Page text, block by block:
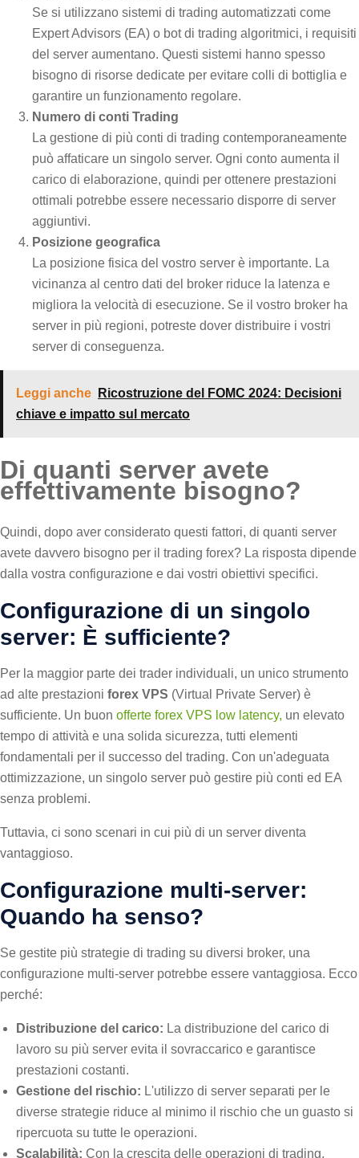
Se si utilizzano sistemi di trading automatizzati come
Expert Advisors (EA) o bot di trading algoritmici, i requisiti
del server aumentano. Questi sistemi hanno spesso
bisogno di risorse dedicate per evitare colli di bottiglia e
garantire un funzionamento regolare.
Numero di conti Trading
La gestione di più conti di trading contemporaneamente
può affaticare un singolo server. Ogni conto aumenta il
carico di elaborazione, quindi per ottenere prestazioni
ottimali potrebbe essere necessario disporre di server
aggiuntivi.
Posizione geografica
La posizione fisica del vostro server è importante. La
vicinanza al centro dati del broker riduce la latenza e
migliora la velocità di esecuzione. Se il vostro broker ha
server in più regioni, potreste dover distribuire i vostri
server di conseguenza.
Leggi anche
Ricostruzione del FOMC 2024: Decisioni
chiave e impatto sul mercato
Di quanti server avete
effettivamente bisogno?
Quindi, dopo aver considerato questi fattori, di quanti server
avete davvero bisogno per il trading forex? La risposta dipende
dalla vostra configurazione e dai vostri obiettivi specifici.
Configurazione di un singolo
server: È sufficiente?
Per la maggior parte dei trader individuali, un unico strumento
ad alte prestazioni forex VPS (Virtual Private Server) è
sufficiente. Un buon offerte forex VPS low latency, un elevato
tempo di attività e una solida sicurezza, tutti elementi
fondamentali per il successo del trading. Con un'adeguata
ottimizzazione, un singolo server può gestire più conti ed EA
senza problemi.
Tuttavia, ci sono scenari in cui più di un server diventa
vantaggioso.
Configurazione multi-server:
Quando ha senso?
Se gestite più strategie di trading su diversi broker, una
configurazione multi-server potrebbe essere vantaggiosa. Ecco
perché:
Distribuzione del carico: La distribuzione del carico di
lavoro su più server evita il sovraccarico e garantisce
prestazioni costanti.
Gestione del rischio: L'utilizzo di server separati per le
diverse strategie riduce al minimo il rischio che un guasto si
ripercuota su tutte le operazioni.
Scalabilità: Con la crescita delle operazioni di trading,